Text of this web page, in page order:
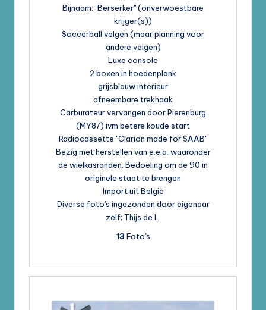
Bijnaam: "Berserker" (onverwoestbare
krijger(s))
Soccerball velgen (maar planning voor
andere velgen)
Luxe console
2 boxen in hoedenplank
grijsblauw interieur
afneembare trekhaak
Carburateur vervangen door Pierenburg
(MY87) ivm betere koude start
Radiocassette "Clarion made for SAAB"
Bezig met herstellen van e.e.a. waaronder
de wielkasranden. Bedoeling om de 90 in
originele staat te brengen
Import uit Belgie
Diverse foto's ingezonden door eigenaar
zelf; Thijs de L.
13 Foto's